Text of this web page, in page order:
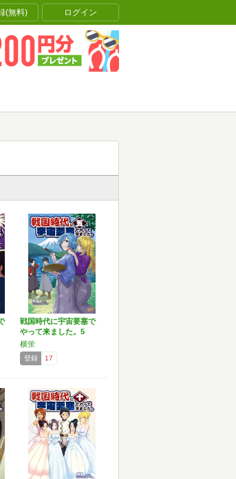
(無料) ログイン
戦国時代に宇宙要塞で
やって来ました。5
(モ…
横蛍
登録 17